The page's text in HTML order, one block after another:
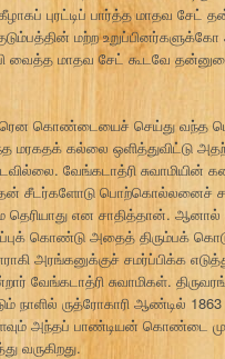
புரட்டிப் பார்த்த மாதவ
மற்ற
வைத்த மாதவ சேட் கூடவே
கொண்டையைச் செய்து வந்த
மரகதக் கல்லை ஒளித்துவிட்டு
வேங்கடாத்ரி
தன் சீடர்களோடு பொற்கொல்லனைச்
என சாதித்தான். ஆனால்
ஒப்புக் கொண்டு அதைத் திரும்பக்
அரங்கனுக்குச் சமர்ப்பிக்க
சுவாமிகள்.
நாளில் ருத்ரோகாரி ஆண்டில்
அந்தப் பாண்டியன் கொண்டை
வருகிறது.